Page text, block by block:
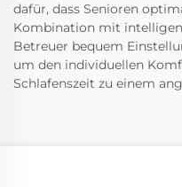
dafür, dass Senioren
Kombination mit
Betreuer bequem
um den individuellen
Schlafenszeit zu einem